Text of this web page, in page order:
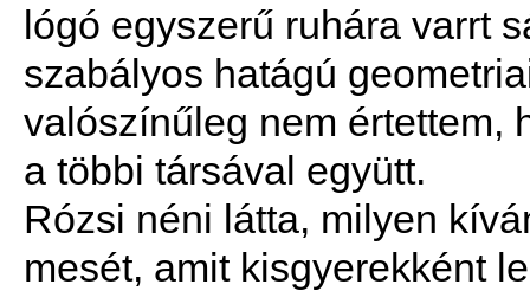
lógó egyszerű ruhára varrt
szabályos hatágú
valószínűleg nem értettem,
a többi társával együtt.
Rózsi néni látta, milyen
mesét, amit kisgyerekként